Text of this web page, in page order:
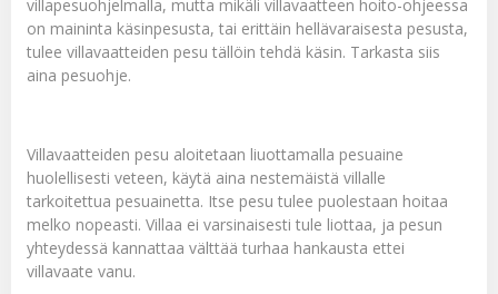
villapesuohjelmalla, mutta mikäli villavaatteen hoito-ohjeessa
on maininta käsinpesusta, tai erittäin hellävaraisesta pesusta,
tulee villavaatteiden pesu tällöin tehdä käsin. Tarkasta siis
aina pesuohje.
Villavaatteiden pesu aloitetaan liuottamalla pesuaine
huolellisesti veteen, käytä aina nestemäistä villalle
tarkoitettua pesuainetta. Itse pesu tulee puolestaan hoitaa
melko nopeasti. Villaa ei varsinaisesti tule liottaa, ja pesun
yhteydessä kannattaa välttää turhaa hankausta ettei
villavaate vanu.